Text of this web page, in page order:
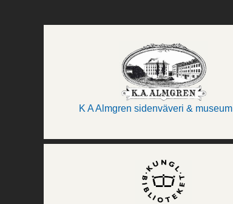
K A Almgren sidenväveri & museum